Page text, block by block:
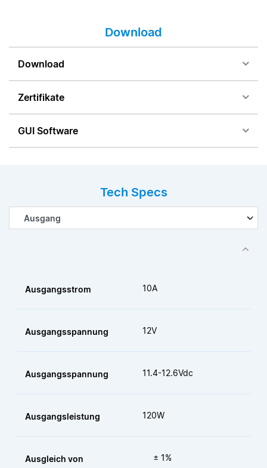
Download
Download
Zertifikate
GUI Software
Tech Specs
Ausgangsstrom 10A
Ausgangsspannung 12V
Ausgangsspannung 11.4-12.6Vdc
Ausgangsleistung 120W
Ausgleich von ± 1%